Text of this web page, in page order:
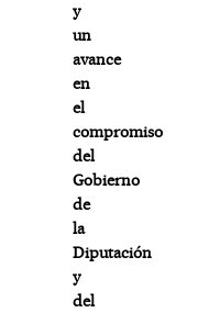
y
un
avance
en
el
compromiso
del
Gobierno
de
la
Diputación
y
del